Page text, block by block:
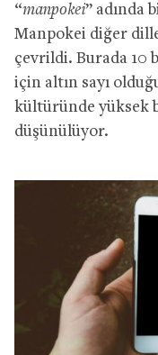
“manpokei” adında
Manpokei diğer
çevrildi. Burada 10
için altın sayı
kültüründe yüksek
düşünülüyor.